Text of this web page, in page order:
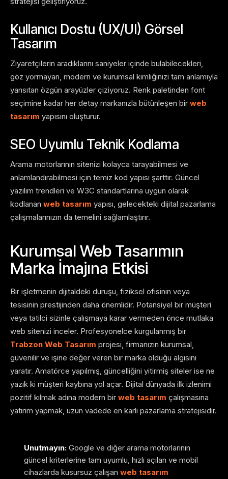
Kullanıcı Dostu (UX/UI) Görsel
Tasarım
Ziyaretçilerin aradıklarını saniyeler içinde bulabilecekleri,
göz yormayan, modern ve kurumsal kimliğinizi tam anlamıyla
yansıtan özgün arayüzler çiziyoruz. Renk paletinden font
seçimine kadar her detay markanızla bütünleşen bir web
tasarım yapısını oluşturur.
SEO Uyumlu Teknik Kodlama
Arama motorlarının sitenizi kolayca tarayabilmesi ve
anlamlandırabilmesi için temiz kod yapısı şarttır. Güncel
yazılım trendleri ve W3C standartlarına uygun olarak
kodlanan web tasarım yapısı, gelecekteki dijital pazarlama
çalışmalarınızın da temelini sağlamlaştırır.
Kurumsal Web Tasarımın
Marka İmajına Etkisi
Bir işletmenin dijitaldeki duruşu, fiziksel ofisinin veya
tesisinin prestijinden daha önemlidir. Potansiyel bir müşteri
veya tatilci sizinle çalışmaya karar vermeden önce mutlaka
web sitenizi inceler. Profesyonelce kurgulanmış bir
Trabzon Web Tasarım projesi, firmanızın kurumsal,
güvenilir ve işine değer veren bir marka olduğu algısını
yaratır. Amatörce yapılmış, güncelliğini yitirmiş siteler ise ne
yazık ki müşteri kaybına yol açar. Dijital dünyada ilk izlenimi
pozitif kılmak adına modern bir web tasarım çalışmasına
yatırım yapmak, uzun vadede en karlı pazarlama stratejisidir.
Unutmayın: Google ve diğer arama motorlarının
güncel kriterlerine tam uyumlu, hızlı açılan ve mobil
cihazlarda kusursuz çalışan web tasarım